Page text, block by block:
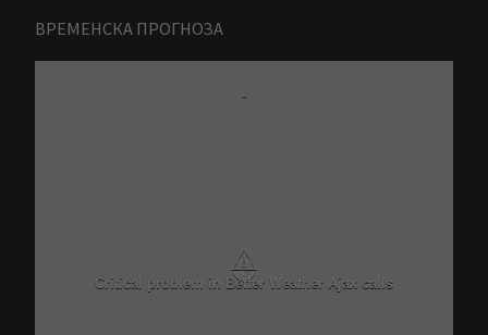
ВРЕМЕНСКА ПРОГНОЗА
-